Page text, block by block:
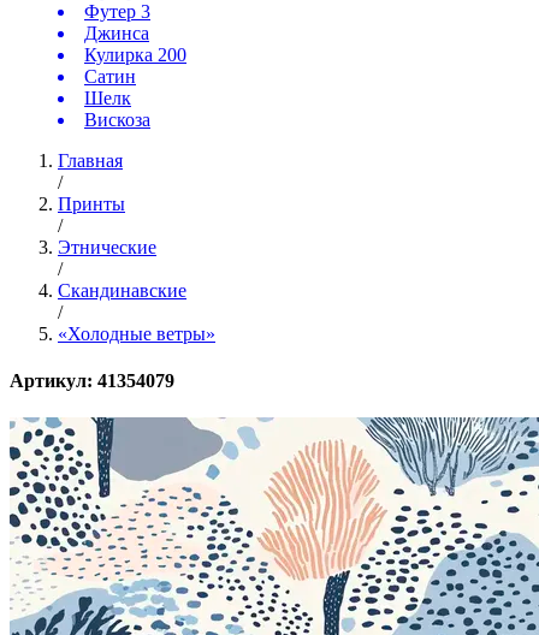
Футер 3
Джинса
Кулирка 200
Сатин
Шелк
Вискоза
Главная
/
Принты
/
Этнические
/
Скандинавские
/
«Холодные ветры»
Артикул: 41354079